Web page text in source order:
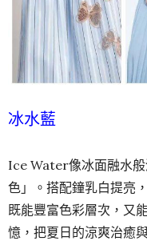
冰水藍
Ice Water像冰面融水
色」。搭配鐘乳白提亮
既能豐富色彩層次，又
憶，把夏日的涼爽治癒